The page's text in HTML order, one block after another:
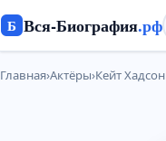
Б Вся-Биография.рф
Главная›Актёры›Кейт Хадсон